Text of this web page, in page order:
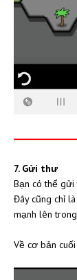
7. Gửi thư
Bạn có thể gửi
Đây cũng chỉ
mạnh lên
Về cơ bản